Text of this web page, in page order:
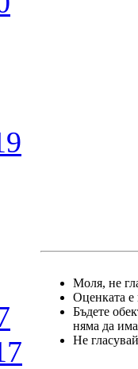
Моля, не
Оценката е
Бъдете
няма да
Не